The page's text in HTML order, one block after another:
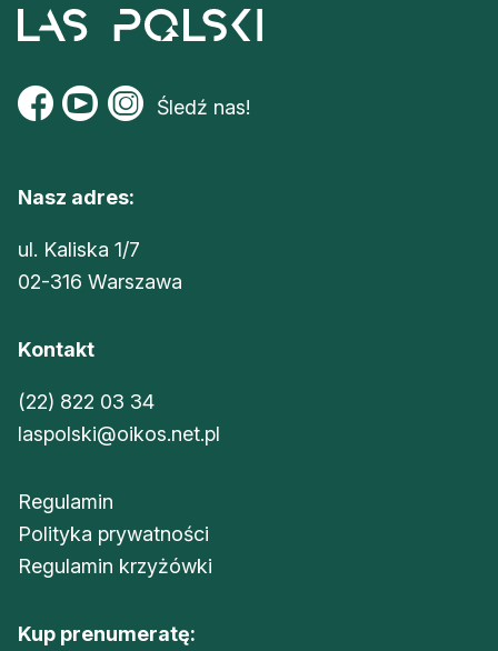
Śledź nas!
Nasz adres:
ul. Kaliska 1/7
02-316 Warszawa
Kontakt
(22) 822 03 34
laspolski@oikos.net.pl
Regulamin
Polityka prywatności
Regulamin krzyżówki
Kup prenumeratę: